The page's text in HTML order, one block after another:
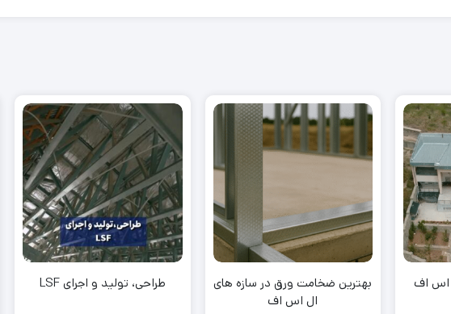
اس اف
بهترین ضخامت ورق در سازه های
ال اس اف
طراحی، تولید و اجرای LSF